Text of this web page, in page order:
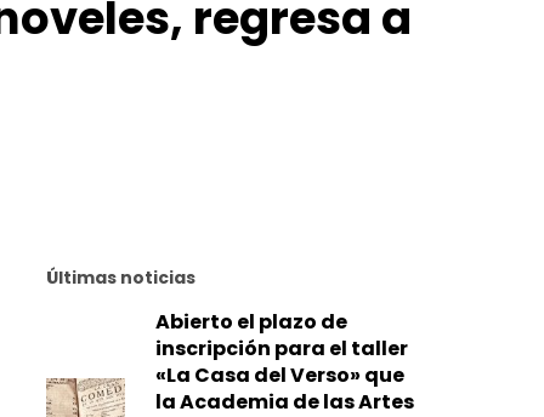
regresa a
Últimas noticias
Abierto el plazo de
inscripción para el taller
«La Casa del Verso» que
la Academia de las Artes